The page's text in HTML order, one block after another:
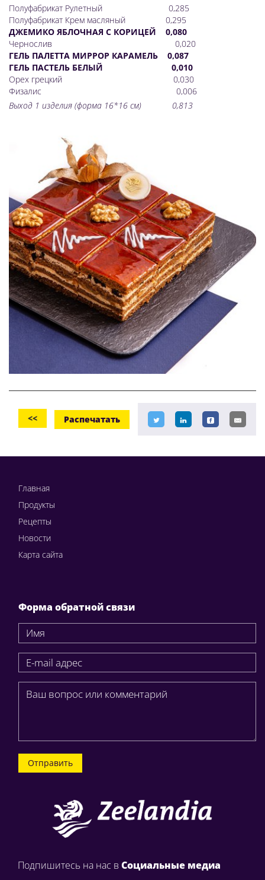
Полуфабрикат Рулетный 0,285
Полуфабрикат Крем масляный 0,295
ДЖЕМИКО ЯБЛОЧНАЯ С КОРИЦЕЙ 0,080
Чернослив 0,020
ГЕЛЬ ПАЛЕТТА МИРРОР КАРАМЕЛЬ 0,087
ГЕЛЬ ПАСТЕЛЬ БЕЛЫЙ 0,010
Орех грецкий 0,030
Физалис 0,006
Выход 1 изделия (форма 16*16 см) 0,813
<< Распечатать
Главная
Продукты
Рецепты
Новости
Карта сайта
Форма обратной связи
Отправить
Подпишитесь на нас в Социальные медиа